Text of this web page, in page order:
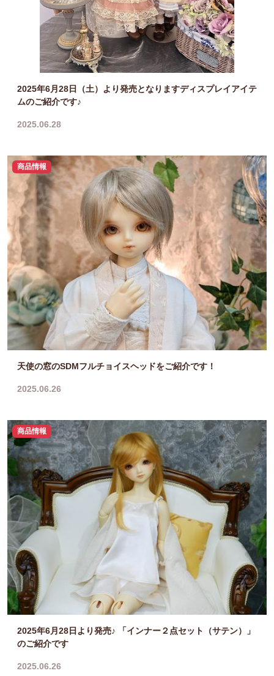
2025年6月28日（土）より発売となりますディスプレイアイテ
ムのご紹介です♪
2025.06.28
商品情報
天使の窓のSDMフルチョイスヘッドをご紹介です！
2025.06.26
商品情報
2025年6月28日より発売♪ 「インナー２点セット（サテン）」
のご紹介です
2025.06.26